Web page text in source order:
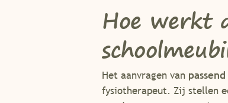
Hoe werkt
Het aanvragen van
fysiotherapeut. Zij stellen